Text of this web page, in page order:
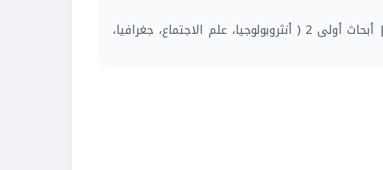
| أبحاث أولى 2 ( أنثروبولوجيا، علم الاجتماع، جغرافيا،